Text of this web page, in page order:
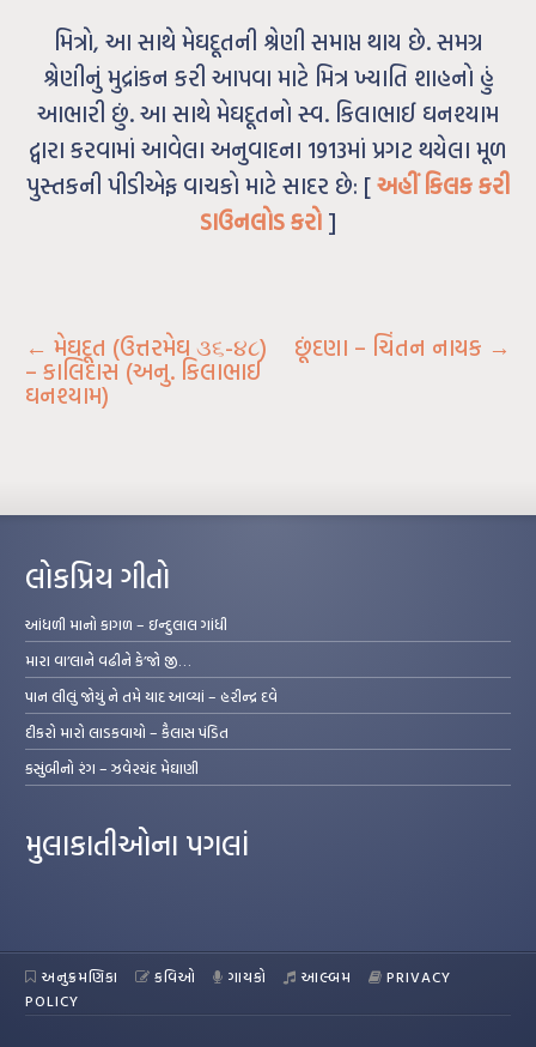
મિત્રો, આ સાથે મેઘદૂતની શ્રેણી સમાપ્ત થાય છે. સમગ્ર
શ્રેણીનું મુદ્રાંકન કરી આપવા માટે મિત્ર ખ્યાતિ શાહનો હું
આભારી છું. આ સાથે મેઘદૂતનો સ્વ. કિલાભાઈ ઘનશ્યામ
દ્વારા કરવામાં આવેલા અનુવાદના 1913માં પ્રગટ થયેલા મૂળ
પુસ્તકની પીડીએફ વાચકો માટે સાદર છે: [અહીં કિલક કરી
ડાઉનલોડ કરો ]
← મેઘદૂત (ઉત્તરમેઘ ૩૬-૪૮)
– કાલિદાસ (અનુ. કિલાભાઈ
ઘનશ્યામ)
છૂંદણા – ચિંતન નાયક →
લોકપ્રિય ગીતો
આંધળી માનો કાગળ – ઇન્દુલાલ ગાંધી
મારા વા’લાને વઢીને કે’જો જી…
પાન લીલું જોયું ને તમે યાદ આવ્યાં – હરીન્દ્ર દવે
દીકરો મારો લાડકવાયો – કૈલાસ પંડિત
કસુંબીનો રંગ – ઝવેરચંદ મેઘાણી
મુલાકાતીઓના પગલાં
અનુક્રમણિકા કવિઓ ગાયકો આલ્બમ
PRIVACY
POLICY